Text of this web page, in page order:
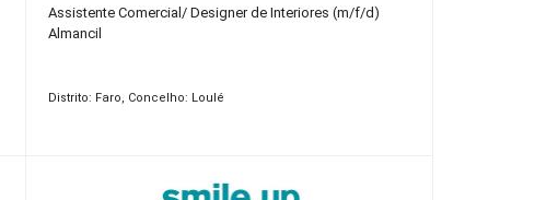
Assistente Comercial/ Designer de Interiores (m/f/d)
Almancil
Distrito: Faro, Concelho: Loulé